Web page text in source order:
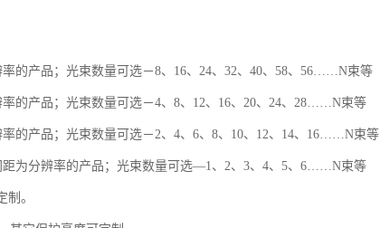
的产品；光束数量可选－8、16、24、32、40、58、56……N束等
的产品；光束数量可选－4、8、12、16、20、24、28……N束等
的产品；光束数量可选－2、4、6、8、10、12、14、16……N束等
距为分辨率的产品；光束数量可选—1、2、3、4、5、6……N束等
。